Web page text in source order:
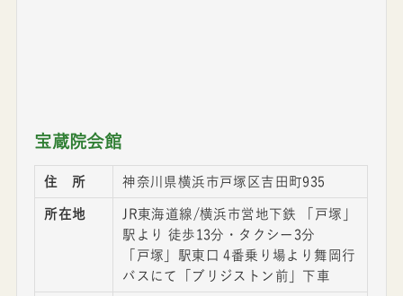
宝蔵院会館
住 所 神奈川県横浜市戸塚区吉田町935
所在地
JR東海道線/横浜市営地下鉄 「戸塚」
駅より 徒歩13分・タクシー3分
「戸塚」駅東口 4番乗り場より舞岡行
バスにて「ブリジストン前」下車